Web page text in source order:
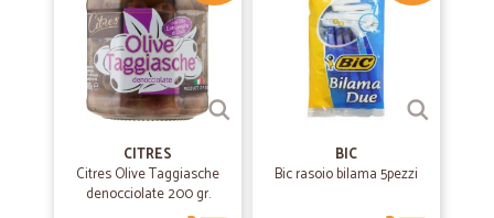
CITRES
Citres Olive Taggiasche
denocciolate 200 gr.
BIC
Bic rasoio bilama 5pezzi